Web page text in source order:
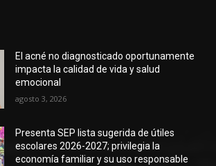
El acné no diagnosticado oportunamente
impacta la calidad de vida y salud
emocional
agosto 3, 2026
Presenta SEP lista sugerida de útiles
escolares 2026-2027; privilegia la
economía familiar y su uso responsable